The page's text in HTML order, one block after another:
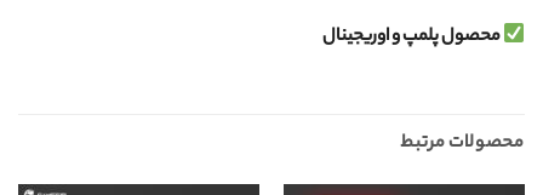
محصول پلمپ و اوریجینال
محصولات مرتبط